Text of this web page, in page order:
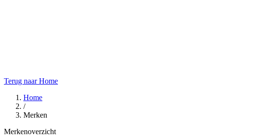
Terug naar Home
Home
/
Merken
Merkenoverzicht